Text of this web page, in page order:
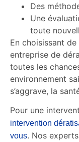
Des
Une
toute
En choisissant
entreprise de
toutes les
environnement
s’aggrave, la
Pour une
intervention
vous. Nos